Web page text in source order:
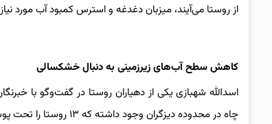
از روستا می‌آیند، میزبان دغدغه و استرس کمبود آب مورد نیاز
کاهشسطحآب‌هایزیرزمینی بهدنبالخشکسالی
اسدالله شهبازی یکی از دهیاران روستا در گفت‌وگو با
چاه در محدوده دیزگران وجود داشته که ۱۳ روستا را تحت پوشش خود قرار داده است.